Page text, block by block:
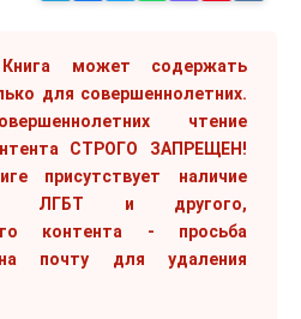
Книга может содержать
для совершеннолетних.
чтение
СТРОГО ЗАПРЕЩЕН!
присутствует наличие
ЛГБТ и другого,
контента - просьба
почту для удаления